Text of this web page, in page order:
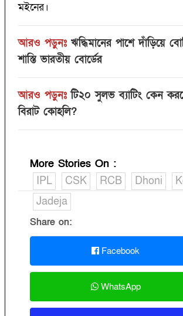
মইনের। ‌
আরও পড়ুনঃ ঋদ্ধিমানের পাশে দাঁড়িয়ে
শাস্তি ভারতীয় বোর্ডের
আরও পড়ুনঃ টি২০ সুলভ ব্যাটিং কেন
বিরাট কোহলি?‌
More Stories On :
IPL
CSK RCB Dhoni
Jadeja
Share on:
Facebook
WhatsApp